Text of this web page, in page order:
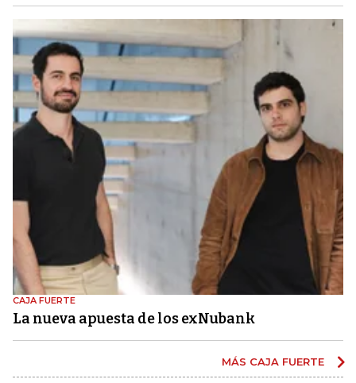
CAJA FUERTE
La nueva apuesta de los exNubank
MÁS CAJA FUERTE